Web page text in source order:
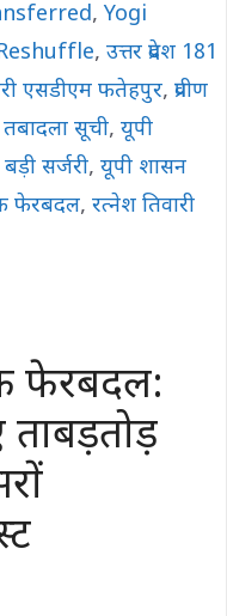
, Yogi
, उत्तर प्रदेश 181
एसडीएम फतेहपुर, प्रवीण
सूची, यूपी
सर्जरी, यूपी शासन
फेरबदल, रत्नेश तिवारी
फेरबदल: